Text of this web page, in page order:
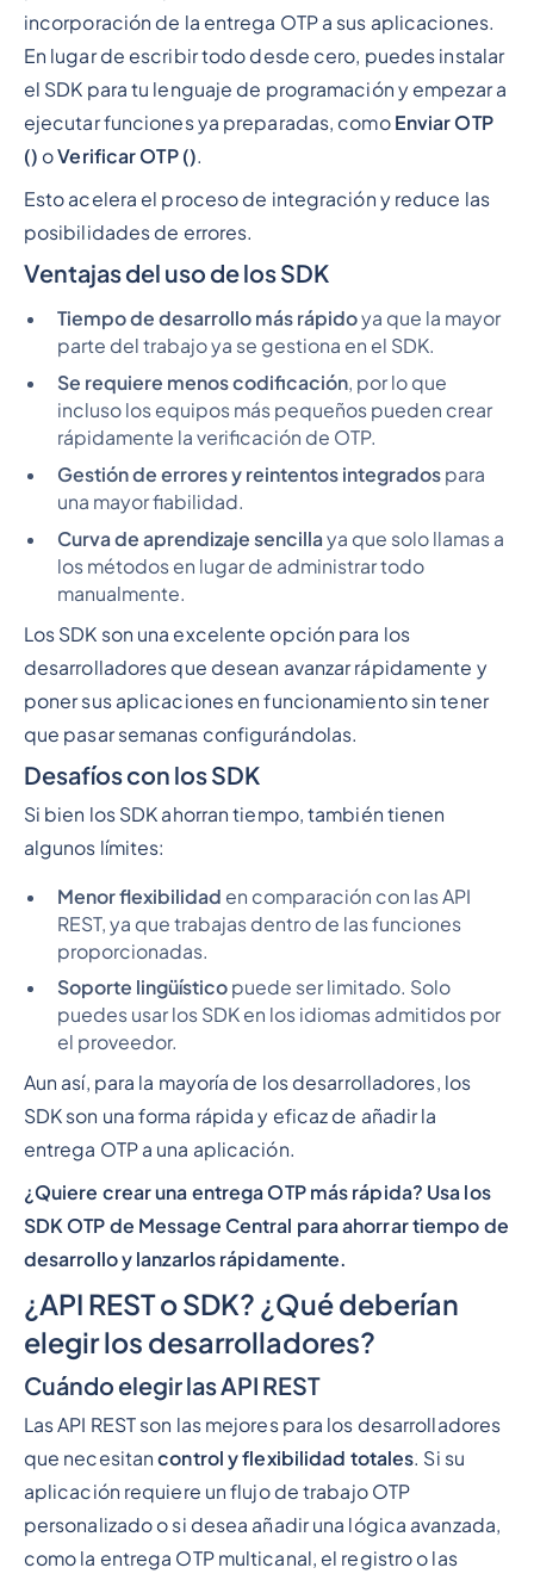
incorporación de la entrega OTP a sus aplicaciones.
En lugar de escribir todo desde cero, puedes instalar
el SDK para tu lenguaje de programación y empezar a
ejecutar funciones ya preparadas, como Enviar OTP
() oVerificar OTP ().
Esto acelera el proceso de integración y reduce las
posibilidades de errores.
Ventajas del uso de los SDK
Tiempo de desarrollo más rápidoya que la mayor
parte del trabajo ya se gestiona en el SDK.
Se requiere menos codificación, por lo que
incluso los equipos más pequeños pueden crear
rápidamente la verificación de OTP.
Gestión de errores y reintentos integradospara
una mayor fiabilidad.
Curva de aprendizaje sencilla ya que solo llamas a
los métodos en lugar de administrar todo
manualmente.
Los SDK son una excelente opción para los
desarrolladores que desean avanzar rápidamente y
poner sus aplicaciones en funcionamiento sin tener
que pasar semanas configurándolas.
Desafíos con los SDK
Si bien los SDK ahorran tiempo, también tienen
algunos límites:
Menor flexibilidad en comparación con las API
REST, ya que trabajas dentro de las funciones
proporcionadas.
Soporte lingüísticopuede ser limitado. Solo
puedes usar los SDK en los idiomas admitidos por
el proveedor.
Aun así, para la mayoría de los desarrolladores, los
SDK son una forma rápida y eficaz de añadir la
entrega OTP a una aplicación.
¿Quiere crear una entrega OTP más rápida? Usa los
SDK OTP de Message Central para ahorrar tiempo de
desarrollo y lanzarlos rápidamente.
¿API REST o SDK? ¿Qué deberían
elegir los desarrolladores?
Cuándo elegir las API REST
Las API REST son las mejores para los desarrolladores
que necesitancontrol y flexibilidad totales. Si su
aplicación requiere un flujo de trabajo OTP
personalizado o si desea añadir una lógica avanzada,
como la entrega OTP multicanal, el registro o las